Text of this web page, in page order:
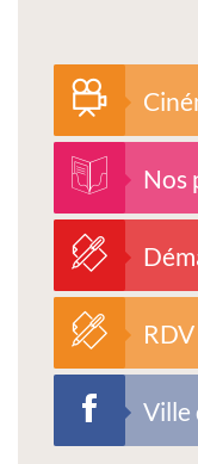
Nos
Ville